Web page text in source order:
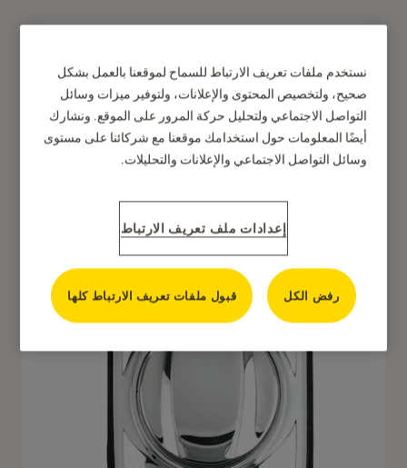
نستخدم ملفات تعريف الارتباط للسماح لموقعنا بالعمل بشكل
صحيح، ولتخصيص المحتوى والإعلانات، ولتوفير ميزات وسائل
التواصل الاجتماعي ولتحليل حركة المرور على الموقع. ونشارك
أيضًا المعلومات حول استخدامك موقعنا مع شركائنا على مستوى
وسائل التواصل الاجتماعي والإعلانات والتحليلات.
إعدادات ملف تعريف الارتباط
رفض الكل قبول ملفات تعريف الارتباط كلها